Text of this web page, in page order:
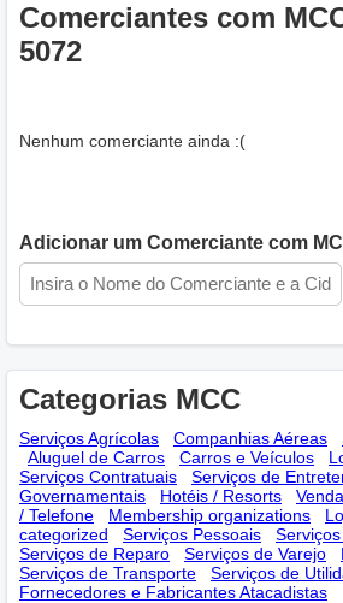
Comerciantes com
5072
Nenhum comerciante ainda :(
Adicionar um Comerciante com
Categorias MCC
Serviços Agrícolas Companhias Aéreas
Aluguel de Carros
Carros e Veículos
Serviços Contratuais
Serviços de
Governamentais
Hotéis / Resorts
/ Telefone
Membership оrganizations
categorized
Serviços Pessoais
Serviços de Reparo
Serviços de Varejo
Serviços de Transporte
Serviços de
Fornecedores e Fabricantes Atacadistas